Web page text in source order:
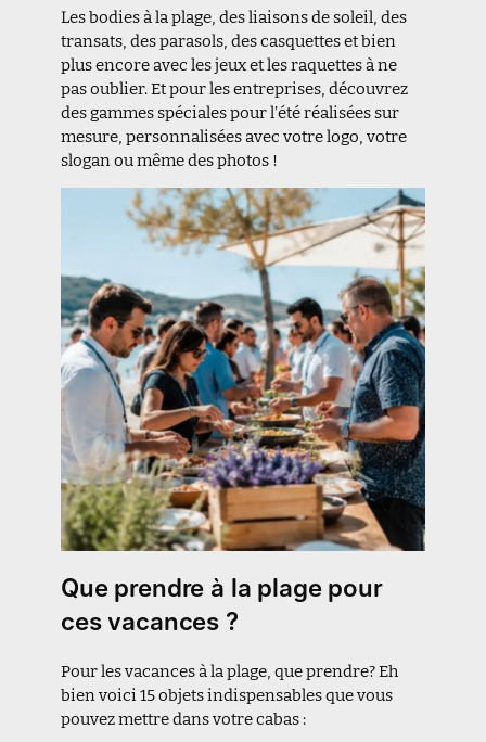
Les bodies à la plage, des liaisons de soleil, des
transats, des parasols, des casquettes et bien
plus encore avec les jeux et les raquettes à ne
pas oublier. Et pour les entreprises, découvrez
des gammes spéciales pour l’été réalisées sur
mesure, personnalisées avec votre logo, votre
slogan ou même des photos !
Que prendre à la plage pour
ces vacances ?
Pour les vacances à la plage, que prendre? Eh
bien voici 15 objets indispensables que vous
pouvez mettre dans votre cabas :